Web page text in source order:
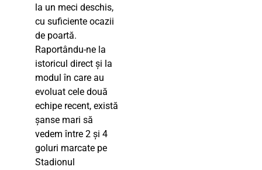
la un meci deschis,
cu suficiente ocazii
de poartă.
Raportându-ne la
istoricul direct și la
modul în care au
evoluat cele două
echipe recent, există
șanse mari să
vedem între 2 și 4
goluri marcate pe
Stadionul